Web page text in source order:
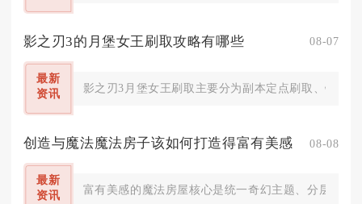
影之刃3的月堡女王刷取攻略有哪些 08-07
最新
资讯
影之刃3月堡女王刷取主要分为副本定点刷取、锻造
创造与魔法魔法房子该如何打造得富有美感 08-08
最新
资讯
富有美感的魔法房屋核心是统一奇幻主题、分层几